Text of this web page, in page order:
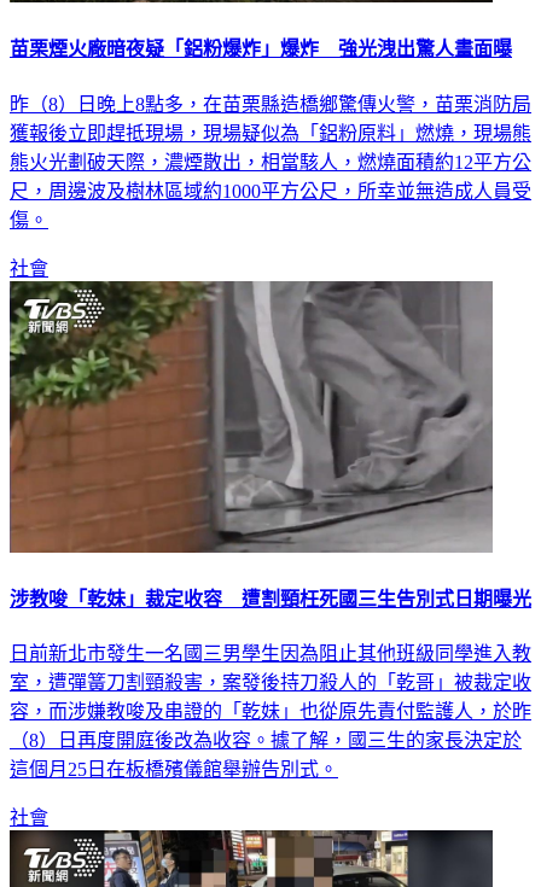
苗栗煙火廠暗夜疑「鋁粉爆炸」爆炸 強光洩出驚人畫面曝
昨（8）日晚上8點多，在苗栗縣造橋鄉驚傳火警，苗栗消防局
獲報後立即趕抵現場，現場疑似為「鋁粉原料」燃燒，現場熊
熊火光劃破天際，濃煙散出，相當駭人，燃燒面積約12平方公
尺，周邊波及樹林區域約1000平方公尺，所幸並無造成人員受
傷。
社會
涉教唆「乾妹」裁定收容 遭割頸枉死國三生告別式日期曝光
日前新北市發生一名國三男學生因為阻止其他班級同學進入教
室，遭彈簧刀割頸殺害，案發後持刀殺人的「乾哥」被裁定收
容，而涉嫌教唆及串證的「乾妹」也從原先責付監護人，於昨
（8）日再度開庭後改為收容。據了解，國三生的家長決定於
這個月25日在板橋殯儀館舉辦告別式。
社會